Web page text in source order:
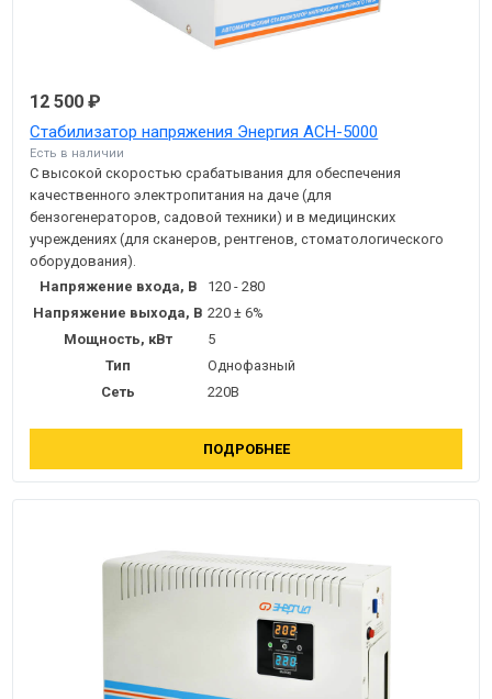
12 500 ₽
Стабилизатор напряжения Энергия АСН-5000
Есть в наличии
С высокой скоростью срабатывания для обеспечения
качественного электропитания на даче (для
бензогенераторов, садовой техники) и в медицинских
учреждениях (для сканеров, рентгенов, стоматологического
оборудования).
Напряжение входа, В
120 - 280
Напряжение выхода, В 220 ± 6%
Мощность, кВт
5
Тип
Однофазный
Сеть
220В
ПОДРОБНЕЕ